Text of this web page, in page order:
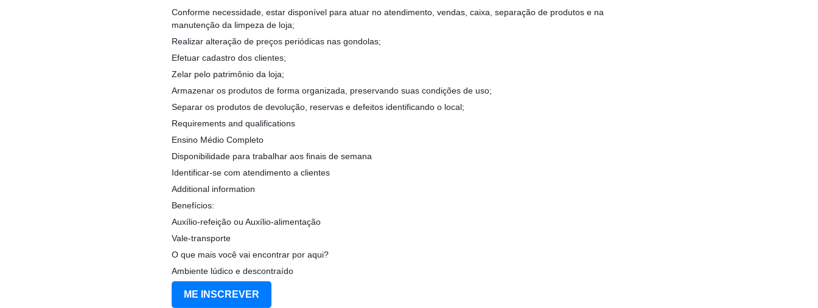
Conforme necessidade, estar disponível para atuar no atendimento, vendas, caixa, separação de produtos e na
manutenção da limpeza de loja;
Realizar alteração de preços periódicas nas gondolas;
Efetuar cadastro dos clientes;
Zelar pelo patrimônio da loja;
Armazenar os produtos de forma organizada, preservando suas condições de uso;
Separar os produtos de devolução, reservas e defeitos identificando o local;
Requirements and qualifications
Ensino Médio Completo
Disponibilidade para trabalhar aos finais de semana
Identificar-se com atendimento a clientes
Additional information
Benefícios:
Auxílio-refeição ou Auxílio-alimentação
Vale-transporte
O que mais você vai encontrar por aqui?
Ambiente lúdico e descontraído
ME INSCREVER